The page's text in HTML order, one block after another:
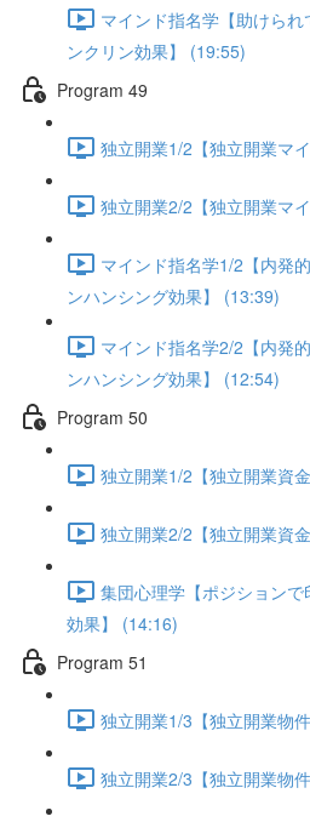
マインド指名学【助けら
ンクリン効果】 (19:55)
Program 49
独立開業1/2【独立開業マ
独立開業2/2【独立開業マ
マインド指名学1/2【内発
ンハンシング効果】 (13:39)
マインド指名学2/2【内発
ンハンシング効果】 (12:54)
Program 50
独立開業1/2【独立開業資
独立開業2/2【独立開業資
集団心理学【ポジション
効果】 (14:16)
Program 51
独立開業1/3【独立開業物
独立開業2/3【独立開業物